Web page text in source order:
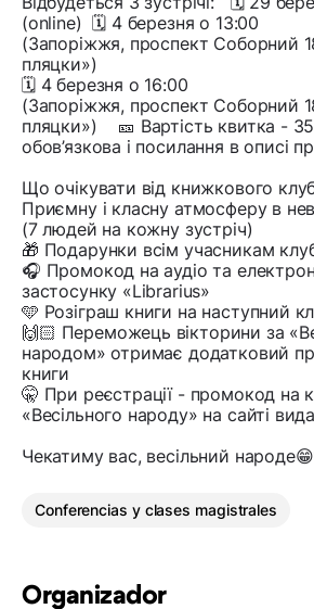
(online) 🗓️ 4 березня о 13:00
(Запоріжжя, проспект Соборний
пляцки»)
🗓️ 4 березня о 16:00
(Запоріжжя, проспект Соборний
пляцки») 🎫 Вартість квитка -
обов’язкова і посилання в описі
Що очікувати від книжкового
Приємну і класну атмосферу в
(7 людей на кожну зустріч)
🎁 Подарунки всім учасникам
🎧 Промокод на аудіо та
застосунку «Librarius»
🩵 Розіграш книги на наступний
🙌🏻 Переможець вікторини за
народом» отримає додатковий
книги
🤫 При реєстрації - промокод на
«Весільного народу» на сайті
Чекатиму вас, весільний
Conferencias y clases magistrales
Organizador